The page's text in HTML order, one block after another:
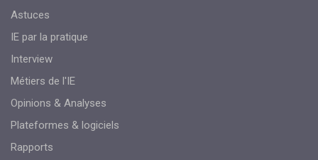
Astuces
IE par la pratique
Interview
Métiers de l'IE
Opinions & Analyses
Plateformes & logiciels
Rapports